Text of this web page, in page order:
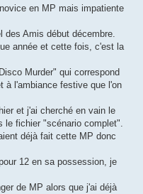
en MP mais impatiente
des Amis début décembre.
année et cette fois, c'est la
Murder" qui correspond
à l'ambiance festive que l'on
et j'ai cherché en vain le
le fichier "scénario complet".
déjà fait cette MP donc
12 en sa possession, je
de MP alors que j'ai déjà